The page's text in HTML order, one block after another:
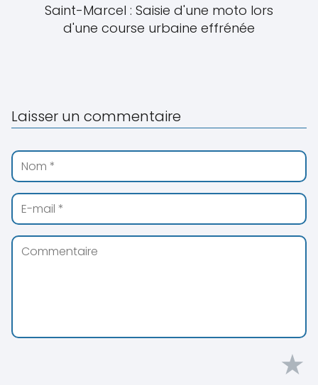
Saint-Marcel : Saisie d'une moto lors
d'une course urbaine effrénée
Laisser un commentaire
★